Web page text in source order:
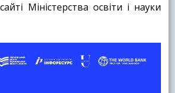
Міністерства освіти і науки